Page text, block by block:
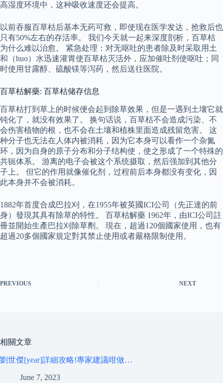
高湿度环境中，这种吸收速度还会提高。
以前吞服百草枯后基本无药可救，即使现在医学发达，抢救后也
只有50%左右的存活率。 我们今天就一起来深度剖析，百草枯
为什么难以治愈。 紧急处理：对无呕吐的患者除及时采取用土
和（huo）水迅速灌胃使百草枯灭活外，应加催吐剂使呕吐；同
时使用甘露醇、硫酸镁等泻药，然后送往医院。
百草枯解藥: 百草枯储存信息
百草枯打到草上的时候便会起到除草效果，但是一遇到土壤它就
钝化了，就没有效果了。 换句话说，百草枯不会造成污染、不
会伤害植物的根，也不会在土壤和植株里面造成残留危害。 这
种分子也无法在人体内被消耗，因为它本身可以看作一个杂氮
环，因为自身的原子分布和分子结构使，使之形成了一个特殊的
共轭体系。 游离的电子会被这个系统摄取，然后强加到其他分
子上。 但它的作用就像催化剂，过程前后本身都没有变化，因
此本身并不会被消耗。
1882年首度合成巴拉刈，在1955年被英國ICI公司（先正達的前
身）發現其具有除草的特性。 百草枯解藥 1962年，由ICI公司註
冊並開始生產巴拉刈除草劑。 現在，超過120個國家使用，也有
超過20多個國家規定對其禁止使用或者嚴格限制使用。
PREVIOUS NEXT
相關文章
劉世傑[year]詳細攻略!專家建議咁做…
June 7, 2023